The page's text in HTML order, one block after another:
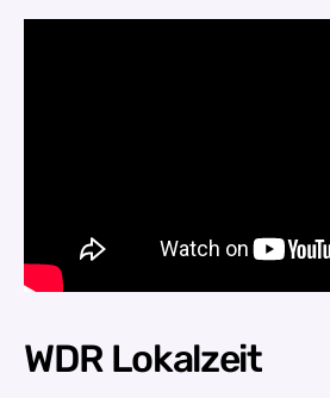
WDR Lokalzeit